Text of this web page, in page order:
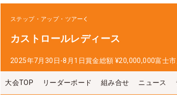
ステップ・アップ・ツアー
カストロールレディース
2025年7月30日-8月1日賞金総額 ¥20,000,000富士
大会TOP リーダーボード 組み合せ ニュース